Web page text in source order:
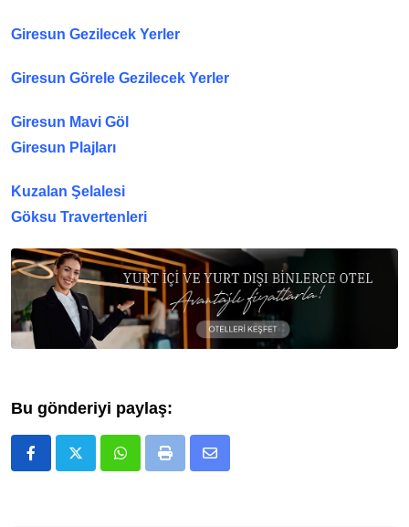
Giresun Gezilecek Yerler
Giresun Görele Gezilecek Yerler
Giresun Mavi Göl
Giresun Plajları
Kuzalan Şelalesi
Göksu Travertenleri
Bu gönderiyi paylaş:
Whatsapp
Print
E-